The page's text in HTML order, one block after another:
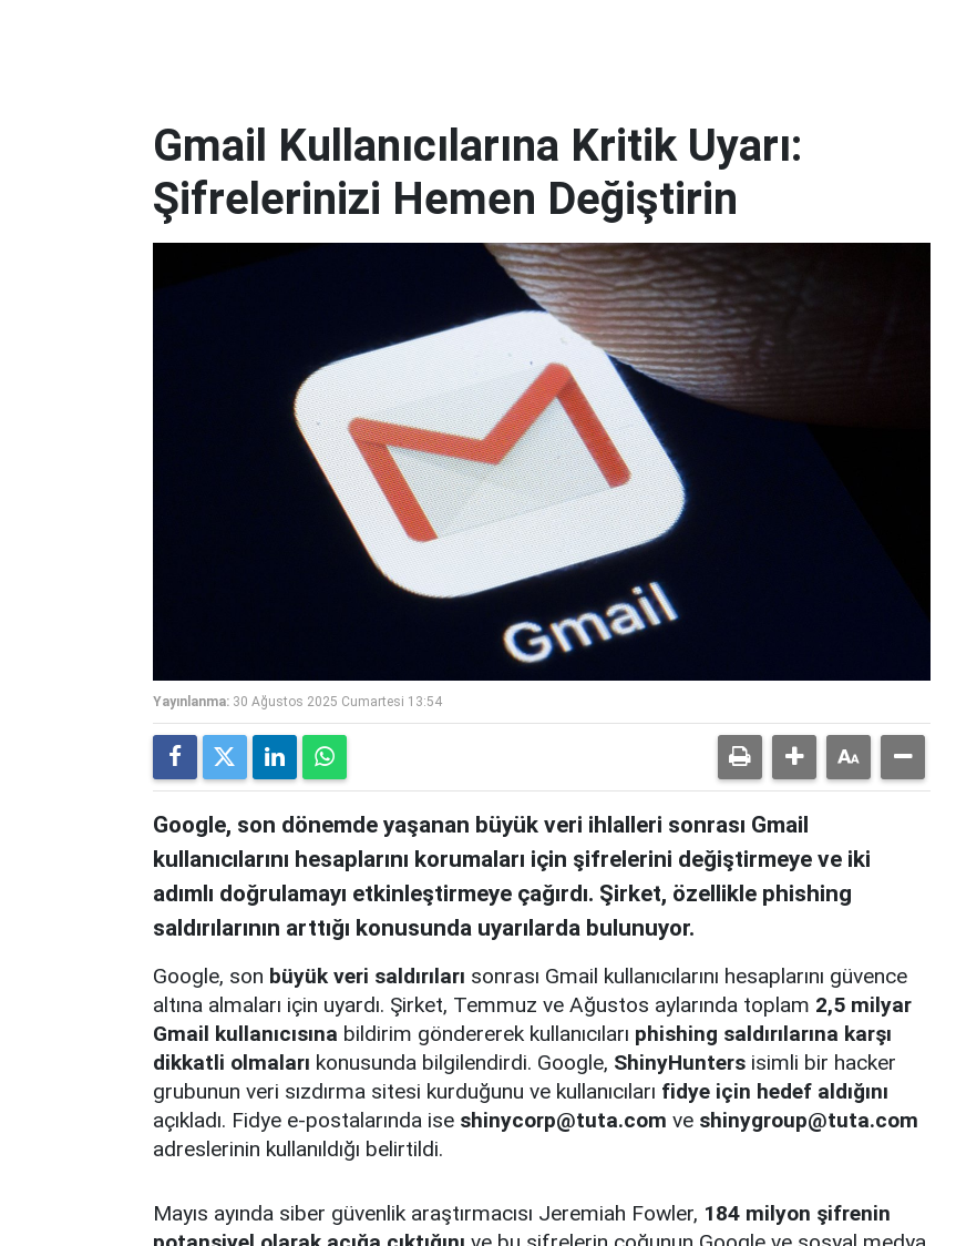
Gmail Kullanıcılarına Kritik Uyarı:
Şifrelerinizi Hemen Değiştirin
Yayınlanma: 30 Ağustos 2025 Cumartesi 13:54
Google, son dönemde yaşanan büyük veri ihlalleri sonrası Gmail
kullanıcılarını hesaplarını korumaları için şifrelerini değiştirmeye ve iki
adımlı doğrulamayı etkinleştirmeye çağırdı. Şirket, özellikle phishing
saldırılarının arttığı konusunda uyarılarda bulunuyor.
Google, son büyük veri saldırıları sonrası Gmail kullanıcılarını hesaplarını güvence
altına almaları için uyardı. Şirket, Temmuz ve Ağustos aylarında toplam 2,5 milyar
Gmail kullanıcısına bildirim göndererek kullanıcıları phishing saldırılarına karşı
dikkatli olmaları konusunda bilgilendirdi. Google, ShinyHunters isimli bir hacker
grubunun veri sızdırma sitesi kurduğunu ve kullanıcıları fidye için hedef aldığını
açıkladı. Fidye e-postalarında ise shinycorp@tuta.com ve shinygroup@tuta.com
adreslerinin kullanıldığı belirtildi.
Mayıs ayında siber güvenlik araştırmacısı Jeremiah Fowler, 184 milyon şifrenin